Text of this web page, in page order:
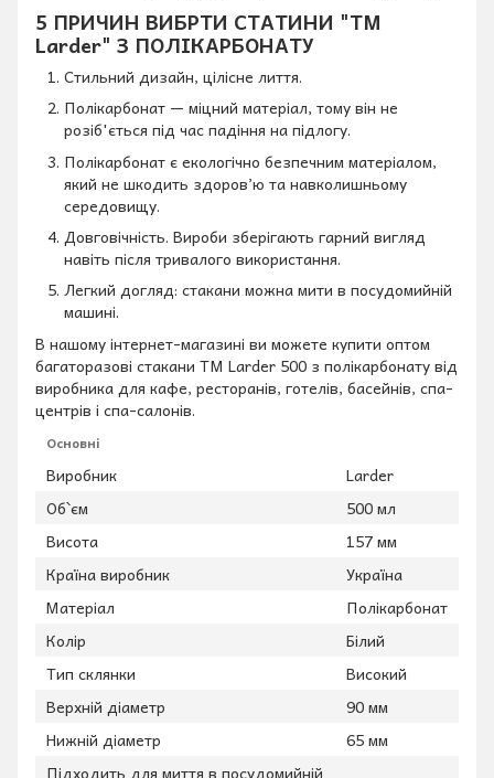
5 ПРИЧИН ВИБРТИ СТАТИНИ "TM
Larder" З ПОЛІКАРБОНАТУ
Стильний дизайн, цілісне лиття.
Полікарбонат — міцний матеріал, тому він не
розіб'ється під час падіння на підлогу.
Полікарбонат є екологічно безпечним матеріалом,
який не шкодить здоров’ю та навколишньому
середовищу.
Довговічність. Вироби зберігають гарний вигляд
навіть після тривалого використання.
Легкий догляд: стакани можна мити в посудомийній
машині.
В нашому інтернет-магазині ви можете купити оптом
багаторазові стакани TM Larder 500 з полікарбонату від
виробника для кафе, ресторанів, готелів, басейнів, спа-
центрів і спа-салонів.
Основні
Виробник
Larder
Об`єм
500 мл
Висота
157 мм
Країна виробник
Україна
Матеріал
Полікарбонат
Колір
Білий
Тип склянки
Високий
Верхній діаметр
90 мм
Нижній діаметр
65 мм
Підходить для миття в посудомийній